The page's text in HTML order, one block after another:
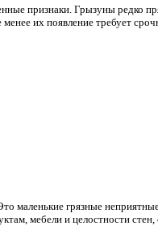
признаки. Грызуны редко
их появление требует
маленькие грязные
мебели и целостности